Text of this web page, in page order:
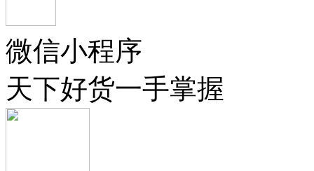
微信小程序
天下好货一手掌握